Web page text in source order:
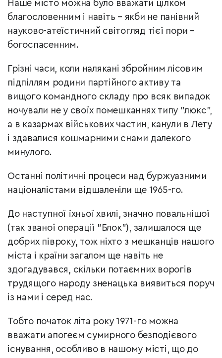
Наше місто можна було вважати цілком
благословенним і навіть – якби не панівний
науково-атеїстичний світогляд тієї пори –
богоспасенним.
Грізні часи, коли налякані збройним лісовим
підпіллям родини партійного активу та
вищого командного складу про всяк випадок
ночували не у своїх помешканнях типу "люкс",
а в казармах військових частин, канули в Лету
і здавалися кошмарними снами далекого
минулого.
Останні політичні процеси над буржуазними
націоналістами відшаленіли ще 1965-го.
До наступної їхньої хвилі, значно повальнішої
(так званої операції "Блок"), залишалося ще
добрих півроку, тож ніхто з мешканців нашого
міста і країни загалом ще навіть не
здогадувався, скільки потаємних ворогів
трудящого народу зненацька виявиться поруч
із нами і серед нас.
Тобто початок літа року 1971-го можна
вважати апогеєм сумирного безподієвого
існування, особливо в нашому місті, що до